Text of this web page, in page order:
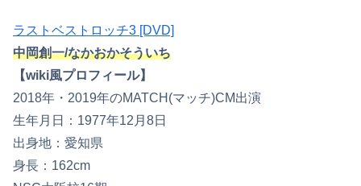
ラストベストロッチ3 [DVD]
中岡創一/なかおかそういち
【wiki風プロフィール】
2018年・2019年のMATCH(マッチ)CM出演
生年月日：1977年12月8日
出身地：愛知県
身長：162cm